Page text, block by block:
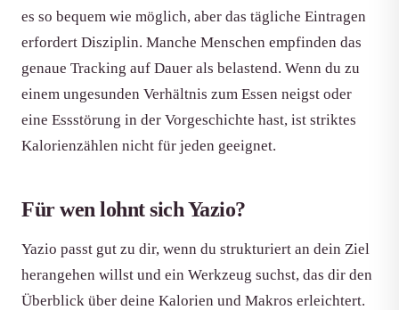
es so bequem wie möglich, aber das tägliche Eintragen
erfordert Disziplin. Manche Menschen empfinden das
genaue Tracking auf Dauer als belastend. Wenn du zu
einem ungesunden Verhältnis zum Essen neigst oder
eine Essstörung in der Vorgeschichte hast, ist striktes
Kalorienzählen nicht für jeden geeignet.
Für wen lohnt sich Yazio?
Yazio passt gut zu dir, wenn du strukturiert an dein Ziel
herangehen willst und ein Werkzeug suchst, das dir den
Überblick über deine Kalorien und Makros erleichtert.